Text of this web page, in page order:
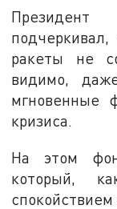
ракеты не
видимо,
мгновенные
кризиса.
На этом
который,